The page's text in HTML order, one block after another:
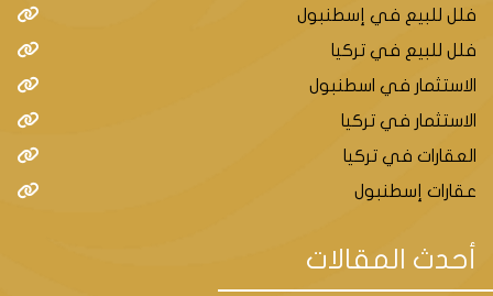
فلل للبيع في إسطنبول
فلل للبيع في تركيا
الاستثمار في اسطنبول
الاستثمار في تركيا
العقارات في تركيا
عقارات إسطنبول
أحدث المقالات